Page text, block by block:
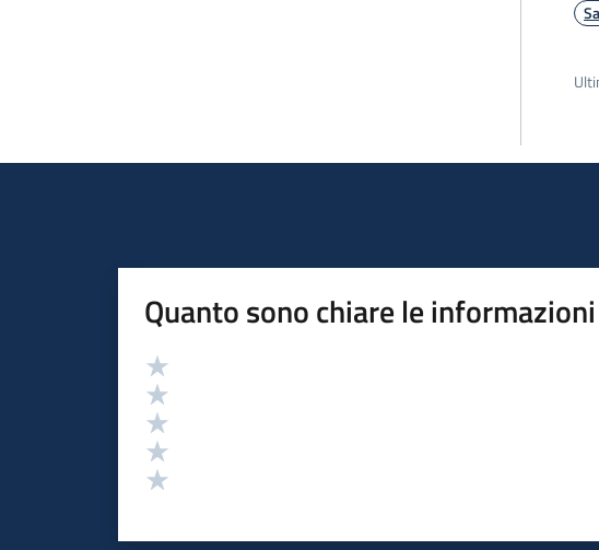
Quanto sono chiare le
Valutazione